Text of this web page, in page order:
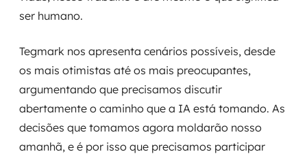
ser humano.
Tegmark nos apresenta cenários possíveis, desde
os mais otimistas até os mais preocupantes,
argumentando que precisamos discutir
abertamente o caminho que a IA está tomando. As
decisões que tomamos agora moldarão nosso
amanhã, e é por isso que precisamos participar